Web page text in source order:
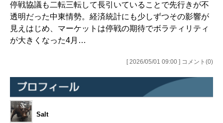
停戦協議も二転三転して長引いていることで先行きが不
透明だった中東情勢。経済統計にも少しずつその影響が
見えはじめ、マーケットは停戦の期待でボラティリティ
が大きくなった4月…
[ 2026/05/01 09:00 ] コメント(0)
Salt